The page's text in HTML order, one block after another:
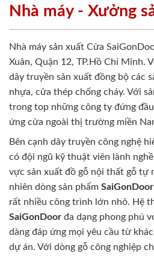
Nhà máy - Xưởng
Nhà máy sản xuất Cửa
Xuân, Quận 12, TP.Hồ Chí Minh.
dây truyền sản xuất đồng bộ các
nhựa, cửa thép chống cháy. Với
trong top những công ty đứng
ứng cửa ngoài thị trường miền
Bên cạnh dây truyền công nghệ
có đội ngũ kỹ thuật viên lành
vực sản xuất đồ gỗ nội thất gỗ tự
nhiên dòng sản phẩm SaiGonDoor
rất nhiều công trình lớn nhỏ. Hệ
SaiGonDoor đa dạng phong phú
dàng đáp ứng mọi yêu cầu từ
dự án. Với dòng gỗ công nghiệp